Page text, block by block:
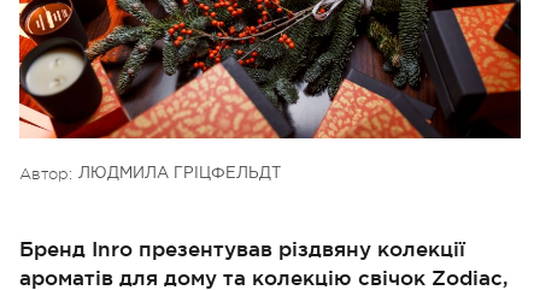
Автор: ЛЮДМИЛА ГРІЦФЕЛЬДТ
Бренд Inro презентував різдвяну колекції
ароматів для дому та колекцію свічок Zodiac,